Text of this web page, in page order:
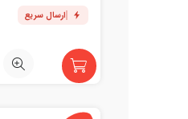
ارسال سریع